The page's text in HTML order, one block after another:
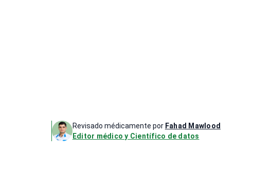
Revisado médicamente por Fahad Mawlood
Editor médico y Científico de datos